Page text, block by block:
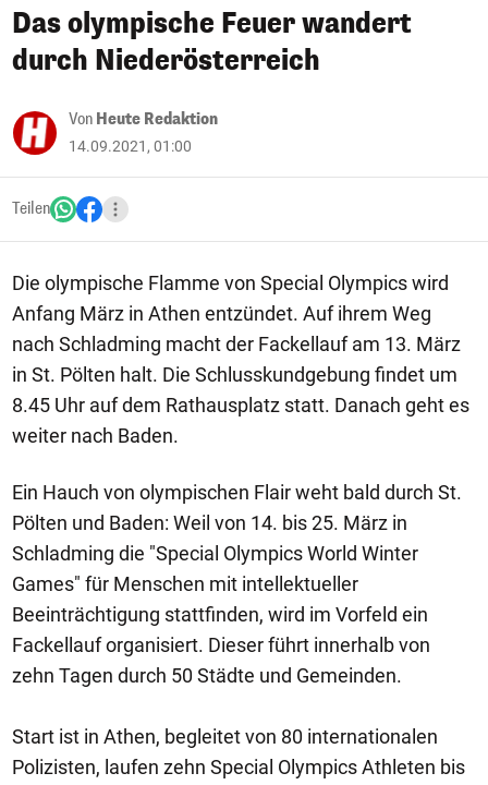
Das olympische Feuer wandert
durch Niederösterreich
Von Heute Redaktion
14.09.2021, 01:00
Teilen
Die olympische Flamme von Special Olympics wird
Anfang März in Athen entzündet. Auf ihrem Weg
nach Schladming macht der Fackellauf am 13. März
in St. Pölten halt. Die Schlusskundgebung findet um
8.45 Uhr auf dem Rathausplatz statt. Danach geht es
weiter nach Baden.
Ein Hauch von olympischen Flair weht bald durch St.
Pölten und Baden: Weil von 14. bis 25. März in
Schladming die "Special Olympics World Winter
Games" für Menschen mit intellektueller
Beeinträchtigung stattfinden, wird im Vorfeld ein
Fackellauf organisiert. Dieser führt innerhalb von
zehn Tagen durch 50 Städte und Gemeinden.
Start ist in Athen, begleitet von 80 internationalen
Polizisten, laufen zehn Special Olympics Athleten bis